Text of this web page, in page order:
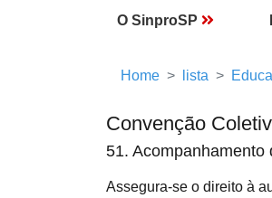
O SinproSP
Home lista
Convenção
51. Acompanhamento
Assegura-se o direito à